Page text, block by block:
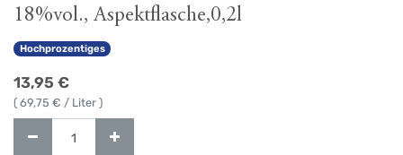
18%vol., Aspektflasche,0,2l
Hochprozentiges
13,95 €
( 69,75 € / Liter )